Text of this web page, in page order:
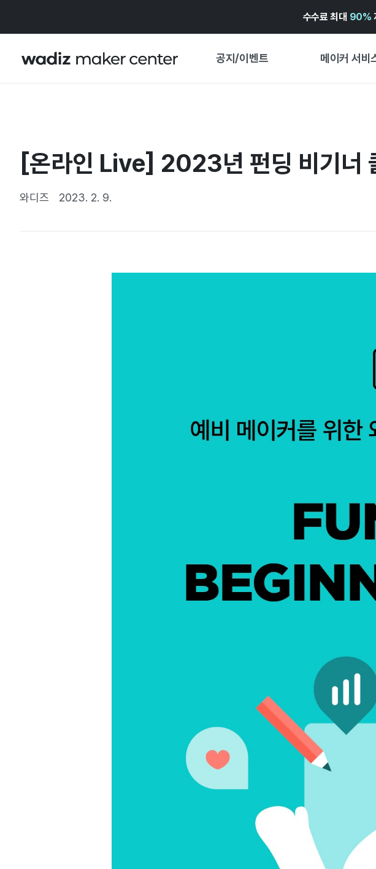
수수료 최대 90%
공지/이벤트 메이커 서비
마이 와디즈
중요 업데이트
보도자료
기획전 캘린더
도움말센터 ↗︎
와디즈 어워즈 ↗︎
[온라인 Live] 2023년 펀딩 비기너
와디즈 2023. 2. 9.